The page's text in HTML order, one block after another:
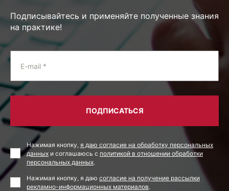
Подписывайтесь и применяйте полученные знания
на практике!
E-mail *
ПОДПИСАТЬСЯ
Нажимая кнопку, я даю согласие на обработку персональных
данных и соглашаюсь с политикой в отношении обработки
персональных данных.
Нажимая кнопку, я даю согласие на получение рассылки
рекламно-информационных материалов.